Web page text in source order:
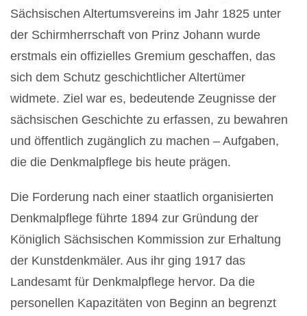
Sächsischen Altertumsvereins im Jahr 1825 unter
der Schirmherrschaft von Prinz Johann wurde
erstmals ein offizielles Gremium geschaffen, das
sich dem Schutz geschichtlicher Altertümer
widmete. Ziel war es, bedeutende Zeugnisse der
sächsischen Geschichte zu erfassen, zu bewahren
und öffentlich zugänglich zu machen – Aufgaben,
die die Denkmalpflege bis heute prägen.
Die Forderung nach einer staatlich organisierten
Denkmalpflege führte 1894 zur Gründung der
Königlich Sächsischen Kommission zur Erhaltung
der Kunstdenkmäler. Aus ihr ging 1917 das
Landesamt für Denkmalpflege hervor. Da die
personellen Kapazitäten von Beginn an begrenzt